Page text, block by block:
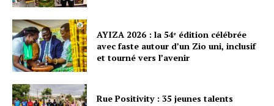
AYIZA 2026 : la 54ᵉ édition célébrée
avec faste autour d’un Zio uni, inclusif
et tourné vers l’avenir
Rue Positivity : 35 jeunes talents